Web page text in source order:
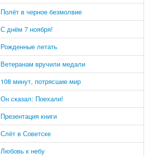
Полёт в черное безмолвие
С днём 7 ноября!
Рожденные летать
Ветеранам вручили медали
108 минут, потрясшие мир
Он сказал: Поехали!
Презентация книги
Слёт в Советске
Любовь к небу